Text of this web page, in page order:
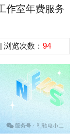
作室年费服务
览次数： 94